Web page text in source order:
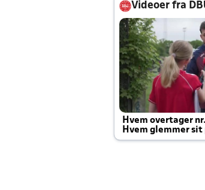
Videoer fra
Hvem overtager
Hvem glemmer sit
Joachim altid til